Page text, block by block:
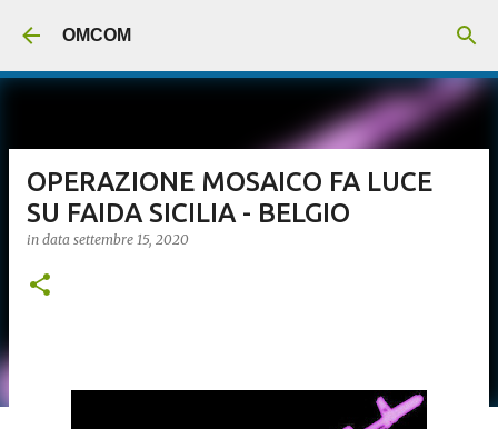
OMCOM
OPERAZIONE MOSAICO FA LUCE
SU FAIDA SICILIA - BELGIO
in data settembre 15, 2020